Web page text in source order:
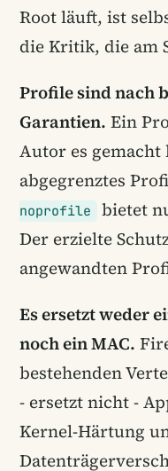
Root läuft, ist
die Kritik, die am
Profile sind nach
Garantien. Ein
Autor es
abgegrenztes
noprofile
bietet
Der erzielte
angewandten
Es ersetzt weder
noch ein MAC.
bestehenden
- ersetzt nicht -
Kernel-Härtung